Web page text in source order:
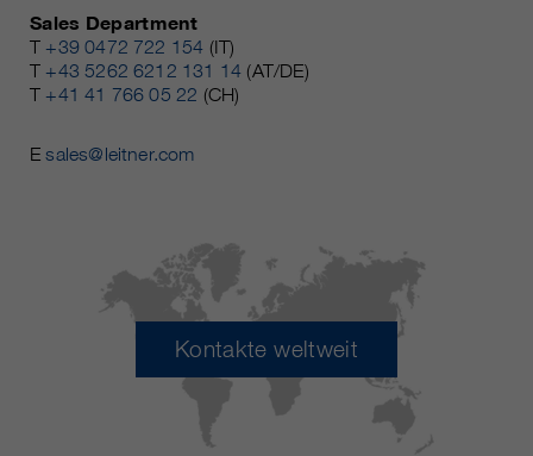
Sales Department
T +39 0472 722 154 (IT)
T +43 5262 6212 131 14 (AT/DE)
T +41 41 766 05 22 (CH)
Esales@leitner.com
Kontakte weltweit